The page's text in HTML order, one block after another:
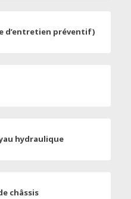
d’entretien préventif)
hydraulique
châssis